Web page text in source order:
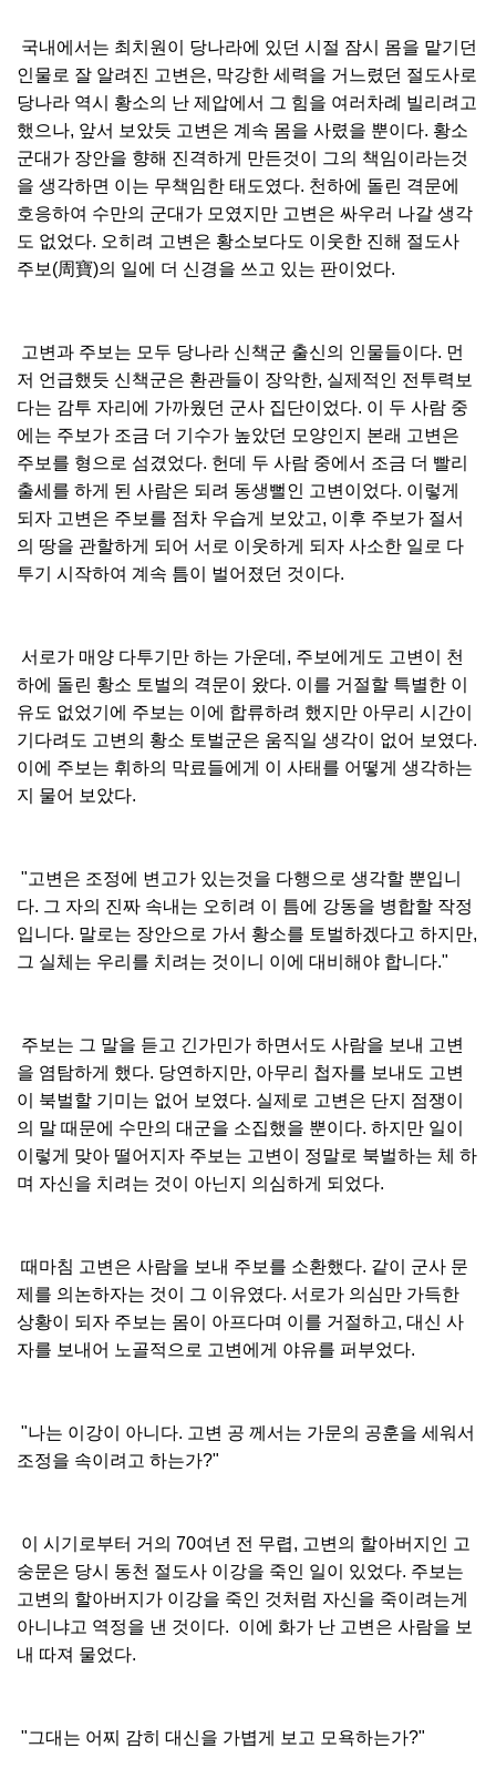
국내에서는 최치원이 당나라에 있던 시절 잠시 몸을 맡기던
인물로 잘 알려진 고변은, 막강한 세력을 거느렸던 절도사로
당나라 역시 황소의 난 제압에서 그 힘을 여러차례 빌리려고
했으나, 앞서 보았듯 고변은 계속 몸을 사렸을 뿐이다. 황소
군대가 장안을 향해 진격하게 만든것이 그의 책임이라는것
을 생각하면 이는 무책임한 태도였다. 천하에 돌린 격문에
호응하여 수만의 군대가 모였지만 고변은 싸우러 나갈 생각
도 없었다. 오히려 고변은 황소보다도 이웃한 진해 절도사
주보(周寶)의 일에 더 신경을 쓰고 있는 판이었다.
고변과 주보는 모두 당나라 신책군 출신의 인물들이다. 먼
저 언급했듯 신책군은 환관들이 장악한, 실제적인 전투력보
다는 감투 자리에 가까웠던 군사 집단이었다. 이 두 사람 중
에는 주보가 조금 더 기수가 높았던 모양인지 본래 고변은
주보를 형으로 섬겼었다. 헌데 두 사람 중에서 조금 더 빨리
출세를 하게 된 사람은 되려 동생뻘인 고변이었다. 이렇게
되자 고변은 주보를 점차 우습게 보았고, 이후 주보가 절서
의 땅을 관할하게 되어 서로 이웃하게 되자 사소한 일로 다
투기 시작하여 계속 틈이 벌어졌던 것이다.
서로가 매양 다투기만 하는 가운데, 주보에게도 고변이 천
하에 돌린 황소 토벌의 격문이 왔다. 이를 거절할 특별한 이
유도 없었기에 주보는 이에 합류하려 했지만 아무리 시간이
기다려도 고변의 황소 토벌군은 움직일 생각이 없어 보였다.
이에 주보는 휘하의 막료들에게 이 사태를 어떻게 생각하는
지 물어 보았다.
"고변은 조정에 변고가 있는것을 다행으로 생각할 뿐입니
다. 그 자의 진짜 속내는 오히려 이 틈에 강동을 병합할 작정
입니다. 말로는 장안으로 가서 황소를 토벌하겠다고 하지만,
그 실체는 우리를 치려는 것이니 이에 대비해야 합니다."
주보는 그 말을 듣고 긴가민가 하면서도 사람을 보내 고변
을 염탐하게 했다. 당연하지만, 아무리 첩자를 보내도 고변
이 북벌할 기미는 없어 보였다. 실제로 고변은 단지 점쟁이
의 말 때문에 수만의 대군을 소집했을 뿐이다. 하지만 일이
이렇게 맞아 떨어지자 주보는 고변이 정말로 북벌하는 체 하
며 자신을 치려는 것이 아닌지 의심하게 되었다.
때마침 고변은 사람을 보내 주보를 소환했다. 같이 군사 문
제를 의논하자는 것이 그 이유였다. 서로가 의심만 가득한
상황이 되자 주보는 몸이 아프다며 이를 거절하고, 대신 사
자를 보내어 노골적으로 고변에게 야유를 퍼부었다.
"나는 이강이 아니다. 고변 공 께서는 가문의 공훈을 세워서
조정을 속이려고 하는가?"
이 시기로부터 거의 70여년 전 무렵, 고변의 할아버지인 고
숭문은 당시 동천 절도사 이강을 죽인 일이 있었다. 주보는
고변의 할아버지가 이강을 죽인 것처럼 자신을 죽이려는게
아니냐고 역정을 낸 것이다. 이에 화가 난 고변은 사람을 보
내 따져 물었다.
"그대는 어찌 감히 대신을 가볍게 보고 모욕하는가?"